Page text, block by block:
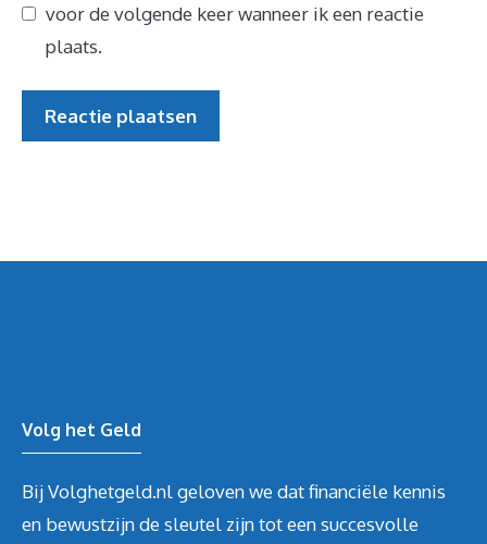
voor de volgende keer wanneer ik een reactie
plaats.
Volg het Geld
Bij Volghetgeld.nl geloven we dat financiële kennis
en bewustzijn de sleutel zijn tot een succesvolle